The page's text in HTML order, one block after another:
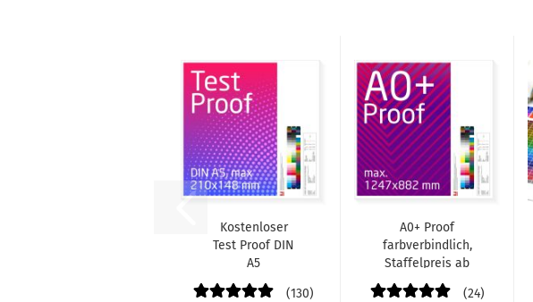
Kostenloser
Test Proof DIN
A5
130
A0+ Proof
farbverbindlich,
Staffelpreis ab
€ 58,-
24